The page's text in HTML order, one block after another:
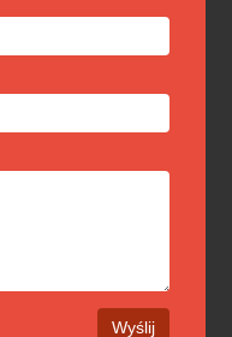
w chłodnictwie